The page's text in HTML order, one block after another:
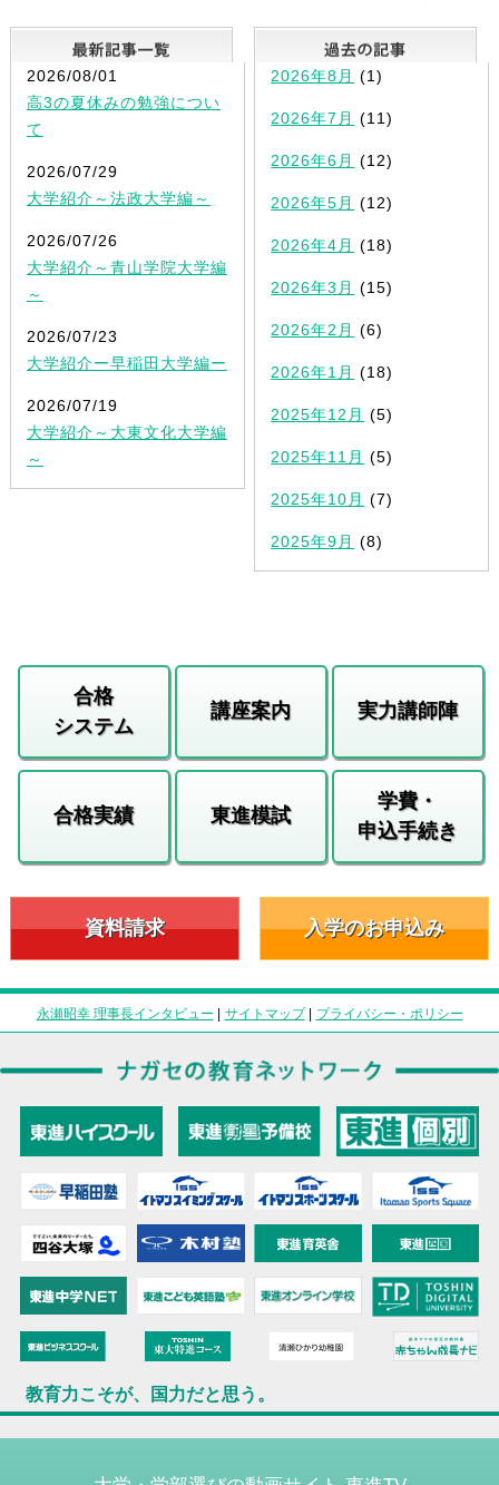
最新記事一覧
2026/08/01
高3の夏休みの勉強につい
て
2026/07/29
大学紹介～法政大学編～
2026/07/26
大学紹介～青山学院大学編
～
2026/07/23
大学紹介ー早稲田大学編ー
2026/07/19
大学紹介～大東文化大学編
～
2026年8月 (1)
2026年7月 (11)
2026年6月 (12)
2026年5月 (12)
2026年4月 (18)
2026年3月 (15)
2026年2月 (6)
2026年1月 (18)
2025年12月 (5)
2025年11月 (5)
2025年10月 (7)
2025年9月 (8)
合格
システム
講座案内 実力講師陣
合格実績 東進模試
学費・
申込手続き
資料請求 入学のお申込み
永瀬昭幸 理事長インタビュー | サイトマップ| プライバシー・ポリシー
教育力こそが、国力だと思う。